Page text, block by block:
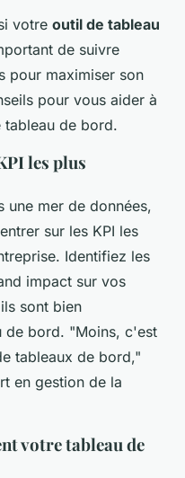
votre outil de tableau
de suivre
pour maximiser son
pour vous aider à
de bord.
les plus
une mer de données,
sur les KPI les
Identifiez les
impact sur vos
sont bien
de bord. "Moins, c'est
tableaux de bord,"
en gestion de la
votre tableau de